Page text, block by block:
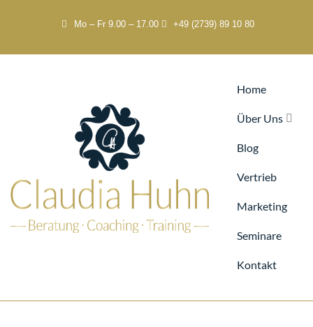
Mo – Fr 9.00 – 17.00 +49 (2739) 89 10 80
Home
Über Uns
Blog
Vertrieb
Marketing
Seminare
Kontakt